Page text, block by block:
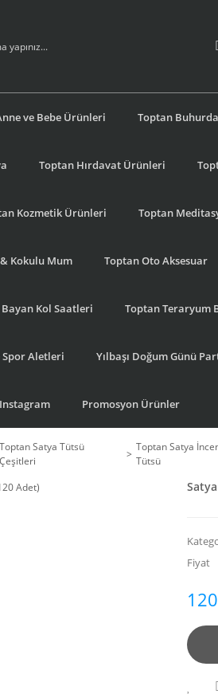
ve Bebe Ürünleri Toptan
Toptan Hırdavat Ürünleri
Kozmetik Ürünleri Toptan
Kokulu Mum Toptan Oto Aksesuar
Bayan Kol Saatleri Toptan Teraryum
Spor Aletleri Yılbaşı Doğum Günü
Instagram Promosyon Ürünler
Toptan Satya Tütsü
Çeşitleri
Toptan Satya
Tütsü
Fiyat